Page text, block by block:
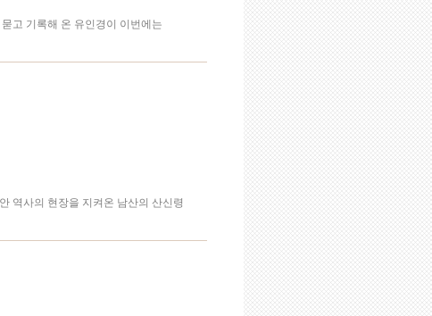
고 기록해 온 유인경이 이번에는
역사의 현장을 지켜온 남산의 산신령